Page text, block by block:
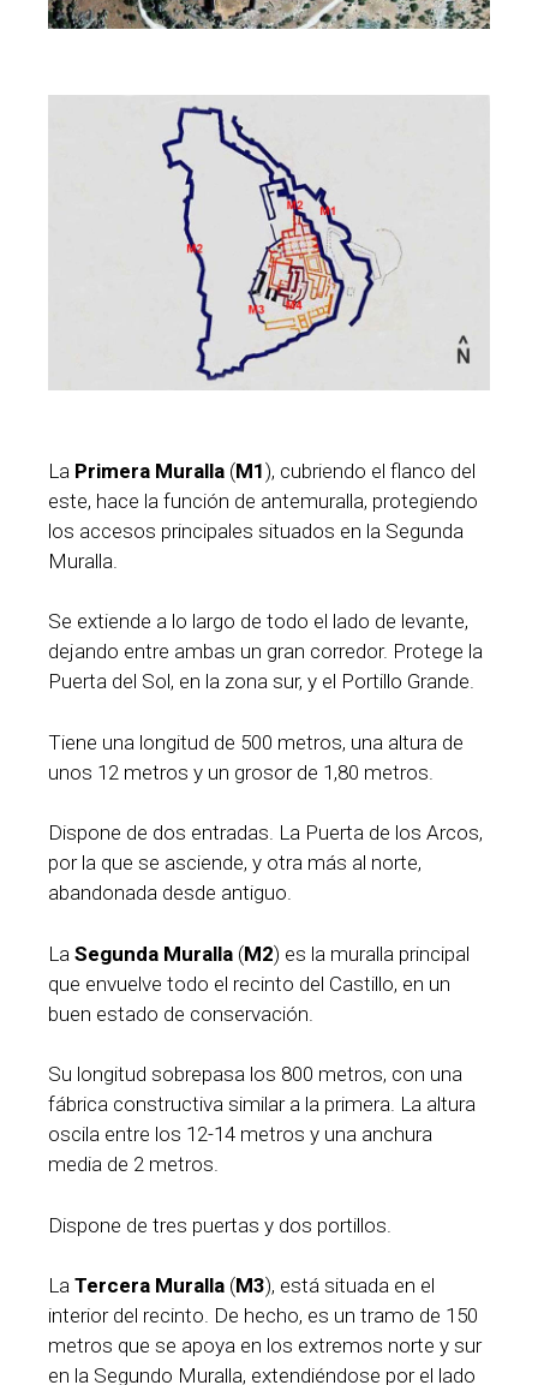
La Primera Muralla (M1), cubriendo el flanco del
este, hace la función de antemuralla, protegiendo
los accesos principales situados en la Segunda
Muralla.
Se extiende a lo largo de todo el lado de levante,
dejando entre ambas un gran corredor. Protege la
Puerta del Sol, en la zona sur, y el Portillo Grande.
Tiene una longitud de 500 metros, una altura de
unos 12 metros y un grosor de 1,80 metros.
Dispone de dos entradas. La Puerta de los Arcos,
por la que se asciende, y otra más al norte,
abandonada desde antiguo.
La Segunda Muralla (M2) es la muralla principal
que envuelve todo el recinto del Castillo, en un
buen estado de conservación.
Su longitud sobrepasa los 800 metros, con una
fábrica constructiva similar a la primera. La altura
oscila entre los 12-14 metros y una anchura
media de 2 metros.
Dispone de tres puertas y dos portillos.
La Tercera Muralla (M3), está situada en el
interior del recinto. De hecho, es un tramo de 150
metros que se apoya en los extremos norte y sur
en la Segundo Muralla, extendiéndose por el lado